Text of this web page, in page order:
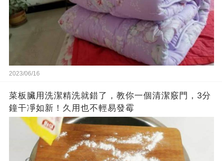
2023/06/16
菜板臟用洗潔精洗就錯了，教你一個清潔竅門，3分
鐘干凈如新！久用也不輕易發霉